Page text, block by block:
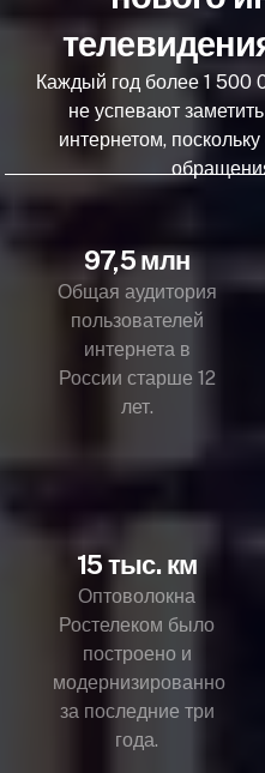
Каждый год более 1 500
не успевают
интернетом,
97,5 млн
Общая аудитория
пользователей
интернета в
России старше 12
лет.
15 тыс. км
Оптоволокна
Ростелеком было
построено и
модернизированно
за последние три
года.